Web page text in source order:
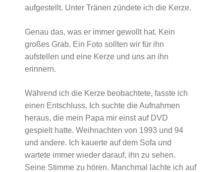
aufgestellt. Unter Tränen zündete ich die Kerze.
Genau das, was er immer gewollt hat. Kein
großes Grab. Ein Foto sollten wir für ihn
aufstellen und eine Kerze und uns an ihn
erinnern.
Während ich die Kerze beobachtete, fasste ich
einen Entschluss. Ich suchte die Aufnahmen
heraus, die mein Papa mir einst auf DVD
gespielt hatte. Weihnachten von 1993 und 94
und andere. Ich kauerte auf dem Sofa und
wartete immer wieder darauf, ihn zu sehen.
Seine Stimme zu hören. Manchmal lachte ich auf